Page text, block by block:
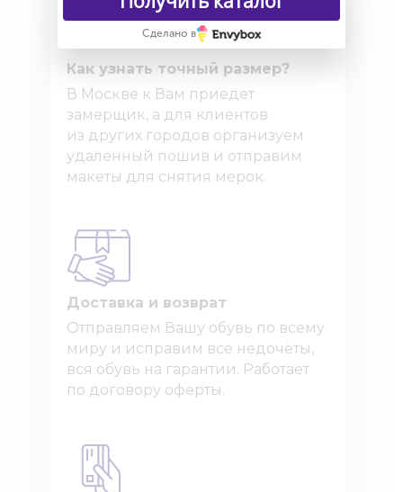
Доставка и возврат
В Москве к Вам приедет
замерщик, а для клиентов
из других городов организуем
удаленный пошив и отправим
макеты для снятия мерок.
Как узнать точный размер?
Отправляем Вашу обувь по всему
миру и исправим все недочёты,
вся обувь на гарантии. Работает
по договору оферты.
Сделано в